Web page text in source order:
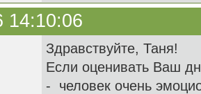
14:10:06
Здравствуйте, Таня!
Если оценивать Ваш
- человек очень